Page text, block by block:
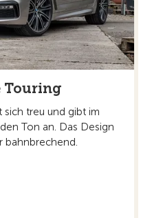
Touring
sich treu und gibt im
Ton an. Das Design
bahnbrechend.